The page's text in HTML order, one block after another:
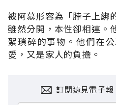
被阿慕形容為「脖子上綁
雖然分開，本性卻相連。
絮瑣碎的事物。他們在
愛，又是家人的負擔。
訂閱遠見電子